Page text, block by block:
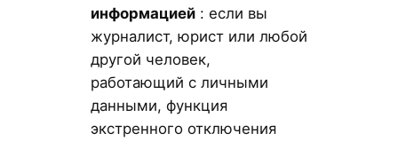
информацией: если вы
журналист, юрист или любой
другой человек,
работающий с личными
данными, функция
экстренного отключения